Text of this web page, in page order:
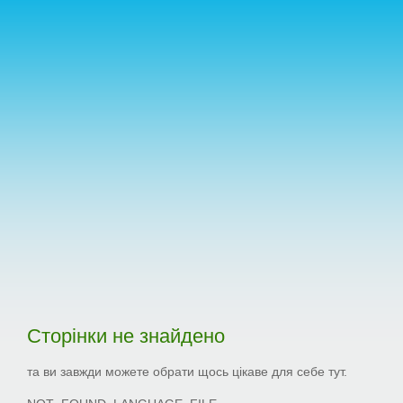
Сторінки не знайдено
та ви завжди можете обрати щось цікаве для себе тут.